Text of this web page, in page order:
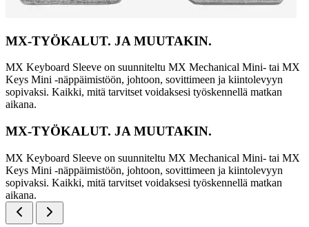
MX-TYÖKALUT. JA MUUTAKIN.
MX Keyboard Sleeve on suunniteltu MX Mechanical Mini- tai MX
Keys Mini -näppäimistöön, johtoon, sovittimeen ja kiintolevyyn
sopivaksi. Kaikki, mitä tarvitset voidaksesi työskennellä matkan
aikana.
MX-TYÖKALUT. JA MUUTAKIN.
MX Keyboard Sleeve on suunniteltu MX Mechanical Mini- tai MX
Keys Mini -näppäimistöön, johtoon, sovittimeen ja kiintolevyyn
sopivaksi. Kaikki, mitä tarvitset voidaksesi työskennellä matkan
aikana.